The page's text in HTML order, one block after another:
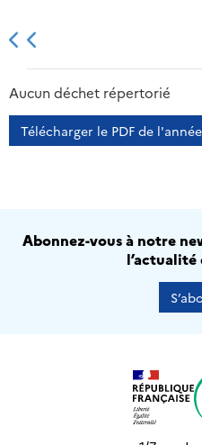
2013 2014
Aucun déchet répertorié
Télécharger le PDF de
Abonnez-vous à notre
l’actualité